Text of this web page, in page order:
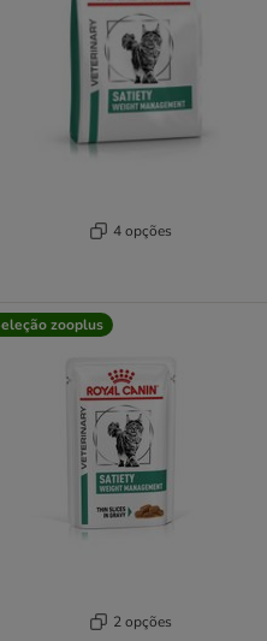
4 opções
zooplus
2 opções